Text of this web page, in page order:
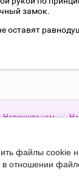
замок.
оставят
Напишите нам
файлы cookie
в ​​отношении